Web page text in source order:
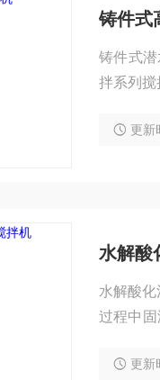
铸件式
铸件式潜水搅拌机产品简介
拌系列
角度。
更新
水解酸
水解酸
过程中
列产品
更新